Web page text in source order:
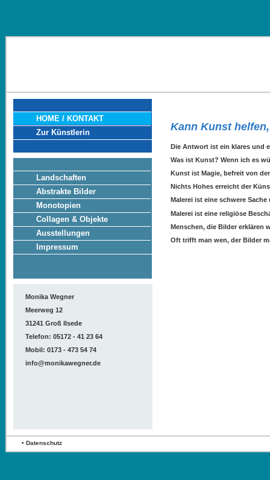
HOME / KONTAKT
Zur Künstlerin
Landschaften
Abstrakte Bilder
Monotopien
Collagen & Objekte
Ausstellungen
Impressum
Monika Wegner
Meerweg 12
31241 Groß Ilsede
Telefon: 05172 - 41 23 64
Mobil: 0173 - 473 54 74
info@monikawegner.de
Kann Kunst
Die Antwort ist ein klares und
Was ist Kunst? Wenn ich es
Kunst ist Magie, befreit von
Nichts Hohes erreicht der
Malerei ist eine schwere
Malerei ist eine religiöse
Menschen, die Bilder erklären
Oft trifft man wen, der Bilder
•Datenschutz